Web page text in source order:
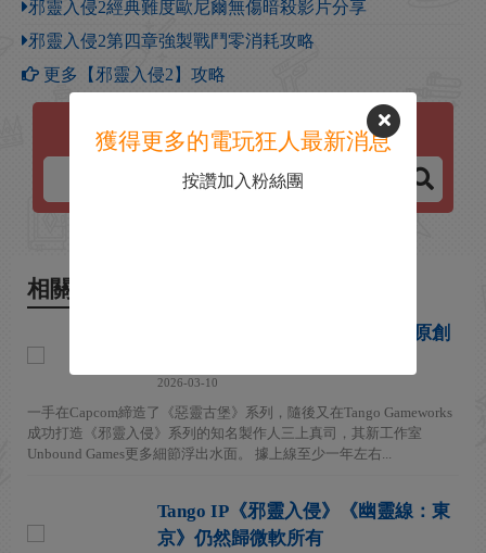
邪靈入侵2經典難度歐尼爾無傷暗殺影片分享
邪靈入侵2第四章強製戰鬥零消耗攻略
更多【邪靈入侵2】攻略
邪靈入侵2
相關新聞
三上真司新工作室Unbound打造原創
2026-03-10
一手在Capcom締造了《惡靈古堡》系列，隨後又在Tango Gameworks
成功打造《邪靈入侵》系列的知名製作人三上真司，其新工作室
Unbound Games更多細節浮出水面。 據上線至少一年左右...
Tango IP《邪靈入侵》《幽靈線：東
京》仍然歸微軟所有
獲得更多的電玩狂人最新消息
按讚加入粉絲團